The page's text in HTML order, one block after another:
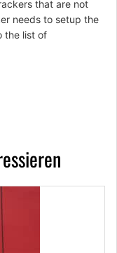
that are not
needs to setup the
the list of